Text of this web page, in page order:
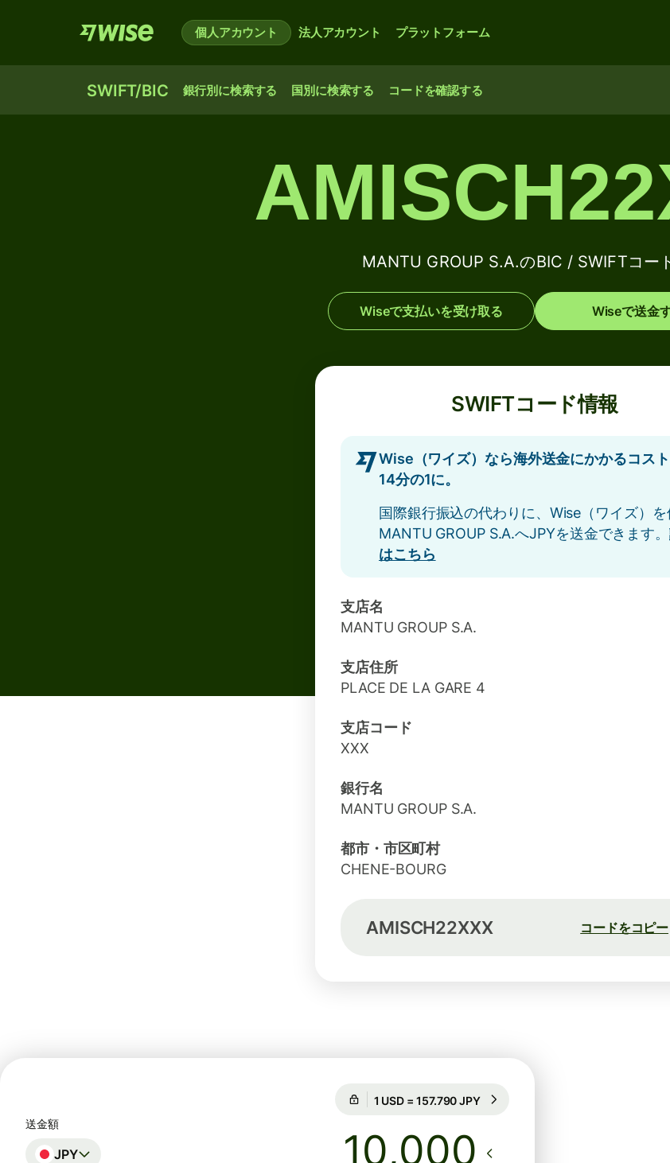
個人アカウント 法人アカウント プラットフォーム
SWIFT/BIC 銀行別に検索する 国別に検索する コードを確認する
MANTU GROUP S.A.のBIC / SWIFTコー
Wiseで支払いを受け取る Wiseで送金
SWIFTコード情報
Wise（ワイズ）なら海外送金にかかるコス
14分の1に。
国際銀行振込の代わりに、Wise（ワイズ）を
MANTU GROUP S.A.へJPYを送金できます。
はこちら
支店名
MANTU GROUP S.A.
支店住所
PLACE DE LA GARE 4
支店コード
XXX
銀行名
MANTU GROUP S.A.
都市・市区町村
CHENE-BOURG
AMISCH22XXX コードをコピー
40時間のレート保証
送金額
JPY